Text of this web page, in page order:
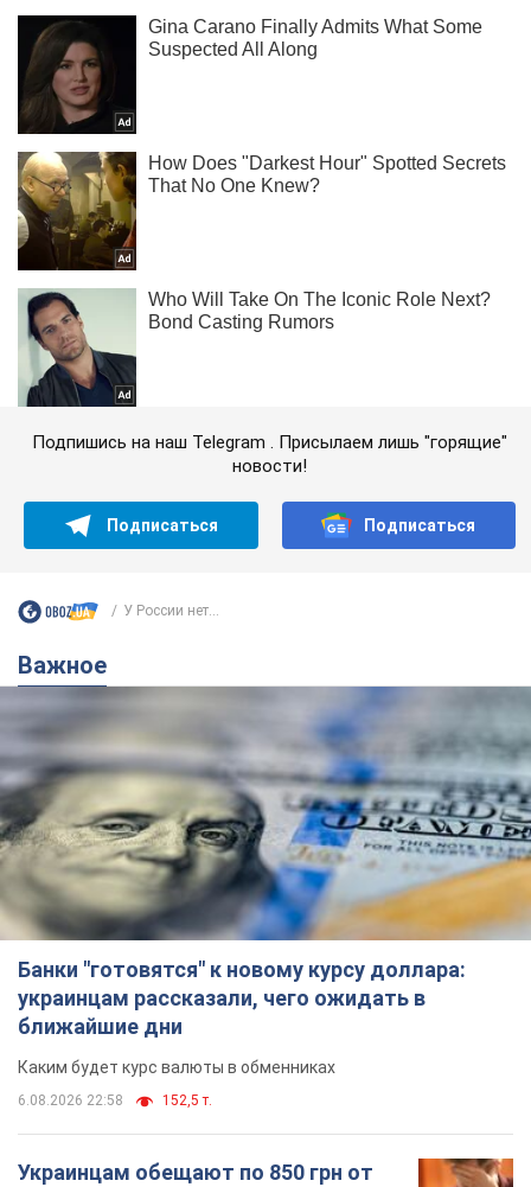
Подпишись на наш Telegram . Присылаем лишь "горящие"
новости!
Подписаться Подписаться
У России нет...
Важное
Банки "готовятся" к новому курсу доллара:
украинцам рассказали, чего ожидать в
ближайшие дни
Каким будет курс валюты в обменниках
6.08.2026 22:58 152,5 т.
Украинцам обещают по 850 грн от